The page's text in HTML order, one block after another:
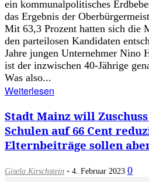
ein kommunalpolitisches
das Ergebnis der
Mit 63,3 Prozent hatten sich die
den parteilosen Kandidaten
Jahre jungen Unternehmer Nino
ist der inzwischen 40-Jährige
Was also...
Weiterlesen
Stadt Mainz will
Schulen auf 66 Cent
Elternbeiträge sollen
Gisela Kirschstein - 4. Februar 2023 0